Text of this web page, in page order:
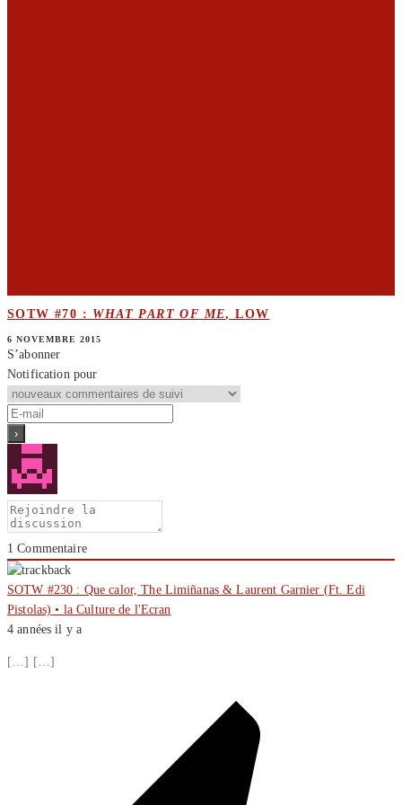
SOTW #70 : WHAT PART OF ME, LOW
6 NOVEMBRE 2015
S’abonner
Notification pour
1 Commentaire
SOTW #230 : Que calor, The Limiñanas & Laurent Garnier (Ft. Edi
Pistolas) • la Culture de l'Ecran
4 années il y a
[…] […]